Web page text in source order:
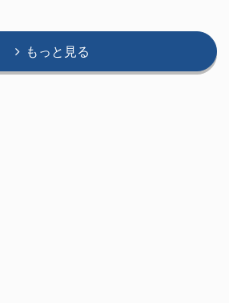
もっと見る